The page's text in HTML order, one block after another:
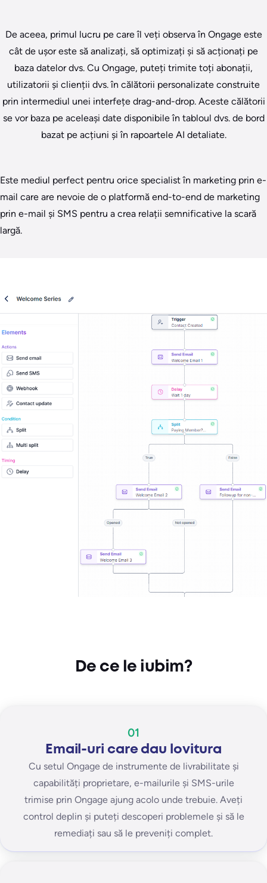
De aceea, primul lucru pe care îl veți observa în Ongage este
cât de ușor este să analizați, să optimizați și să acționați pe
baza datelor dvs. Cu Ongage, puteți trimite toți abonații,
utilizatorii și clienții dvs. în călătorii personalizate construite
prin intermediul unei interfețe drag-and-drop. Aceste călătorii
se vor baza pe aceleași date disponibile în tabloul dvs. de bord
bazat pe acțiuni și în rapoartele AI detaliate.
Este mediul perfect pentru orice specialist în marketing prin e-
mail care are nevoie de o platformă end-to-end de marketing
prin e-mail și SMS pentru a crea relații semnificative la scară
largă.
De ce le iubim?
01
Email-uri care dau lovitura
Cu setul Ongage de instrumente de livrabilitate și
capabilități proprietare, e-mailurile și SMS-urile
trimise prin Ongage ajung acolo unde trebuie. Aveți
control deplin și puteți descoperi problemele și să le
remediați sau să le preveniți complet.